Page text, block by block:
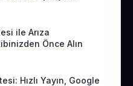
ile Arıza
Önce Alın
Hızlı Yayın, Google